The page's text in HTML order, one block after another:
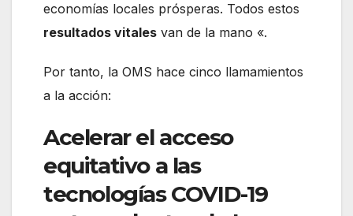
economías locales prósperas. Todos estos
resultados vitales van de la mano «.
Por tanto, la OMS hace cinco llamamientos
a la acción:
Acelerar el acceso
equitativo a las
tecnologías COVID-19